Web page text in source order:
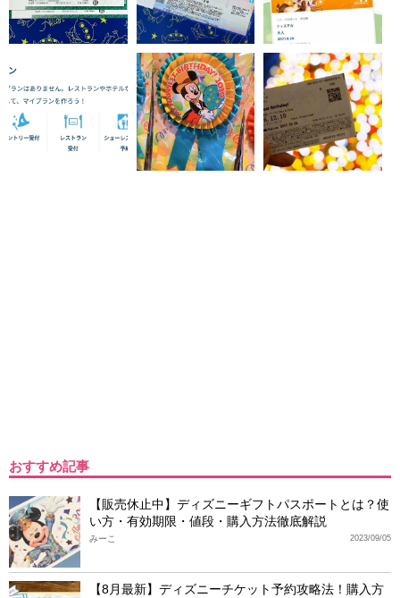
おすすめ記事
【販売休止中】ディズニーギフトパスポートとは？使
い方・有効期限・値段・購入方法徹底解説
2023/09/05
みーこ
【8月最新】ディズニーチケット予約攻略法！購入方